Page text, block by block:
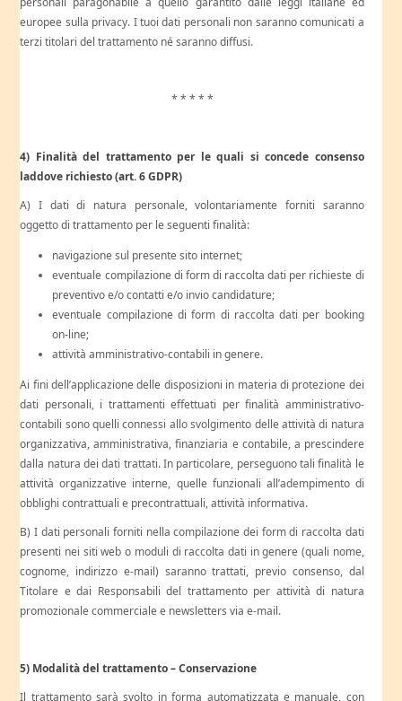
europee sulla privacy. I tuoi dati personali non saranno comunicati a
terzi titolari del trattamento né saranno diffusi.
* * * * *
4) Finalità del trattamento per le quali si concede consenso
laddove richiesto (art. 6 GDPR)
A) I dati di natura personale, volontariamente forniti saranno
oggetto di trattamento per le seguenti finalità:
navigazione sul presente sito internet;
eventuale compilazione di form di raccolta dati per richieste di
preventivo e/o contatti e/o invio candidature;
eventuale compilazione di form di raccolta dati per booking
on-line;
attività amministrativo-contabili in genere.
Ai fini dell’applicazione delle disposizioni in materia di protezione dei
dati personali, i trattamenti effettuati per finalità amministrativo-
contabili sono quelli connessi allo svolgimento delle attività di natura
organizzativa, amministrativa, finanziaria e contabile, a prescindere
dalla natura dei dati trattati. In particolare, perseguono tali finalità le
attività organizzative interne, quelle funzionali all’adempimento di
obblighi contrattuali e precontrattuali, attività informativa.
B) I dati personali forniti nella compilazione dei form di raccolta dati
presenti nei siti web o moduli di raccolta dati in genere (quali nome,
cognome, indirizzo e-mail) saranno trattati, previo consenso, dal
Titolare e dai Responsabili del trattamento per attività di natura
promozionale commerciale e newsletters via e-mail.
5) Modalità del trattamento – Conservazione
Il trattamento sarà svolto in forma automatizzata e manuale, con